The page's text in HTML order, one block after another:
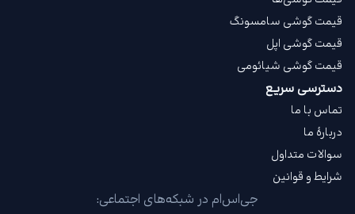
قیمت گوشی سامسونگ
قیمت گوشی اپل
قیمت گوشی شیائومی
دسترسی سریع
تماس با ما
دربارهٔ ما
سوالات متداول
شرایط و قوانین
جی‌اس‌ام در شبکه‌های اجتماعی: